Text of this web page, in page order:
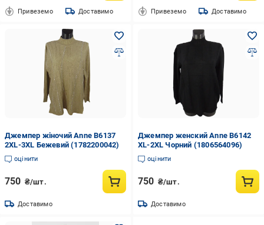
Привеземо Доставимо Привеземо Доставимо
Джемпер жіночий Anne В6137
2XL-3XL Бежевий (1782200042)
оцінити
750 ₴/шт.
Доставимо
Джемпер женский Anne В6142
XL-2XL Чорний (1806564096)
оцінити
750 ₴/шт.
Доставимо